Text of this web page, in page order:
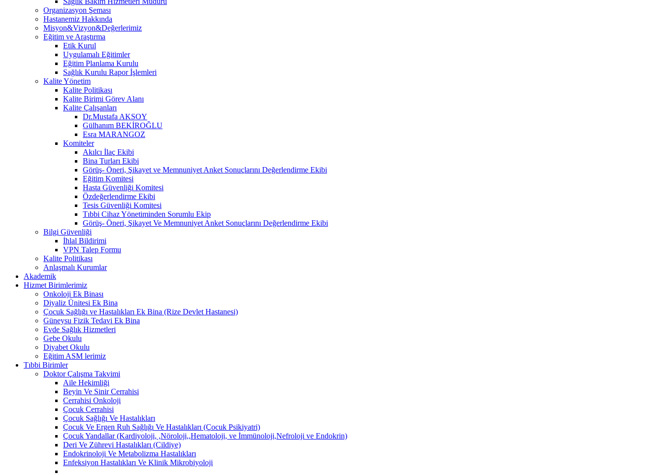
Organizasyon Şeması
Hastanemiz Hakkında
Misyon&Vizyon&Değerlerimiz
Eğitim ve Araştırma
Etik Kurul
Uygulamalı Eğitimler
Eğitim Planlama Kurulu
Sağlık Kurulu Rapor İşlemleri
Kalite Yönetim
Kalite Politikası
Kalite Birimi Görev Alanı
Kalite Çalışanları
Dr.Mustafa AKSOY
Gülhanım BEKİROĞLU
Esra MARANGOZ
Komiteler
Akılcı İlaç Ekibi
Bina Turları Ekibi
Görüş- Öneri, Şikayet ve Memnuniyet Anket Sonuçlarını Değerlendirme Ekibi
Eğitim Komitesi
Hasta Güvenliği Komitesi
Özdeğerlendirme Ekibi
Tesis Güvenliği Komitesi
Tıbbi Cihaz Yönetiminden Sorumlu Ekip
Görüş- Öneri, Şikayet Ve Memnuniyet Anket Sonuçlarını Değerlendirme Ekibi
Bilgi Güvenliği
İhlal Bildirimi
VPN Talep Formu
Kalite Politikası
Anlaşmalı Kurumlar
Akademik
Hizmet Birimlerimiz
Onkoloji Ek Binası
Diyaliz Ünitesi Ek Bina
Çocuk Sağlığı ve Hastalıkları Ek Bina (Rize Devlet Hastanesi)
Güneysu Fizik Tedavi Ek Bina
Evde Sağlık Hizmetleri
Gebe Okulu
Diyabet Okulu
Eğitim ASM lerimiz
Tıbbi Birimler
Doktor Çalışma Takvimi
Aile Hekimliği
Beyin Ve Sinir Cerrahisi
Cerrahisi Onkoloji
Çocuk Cerrahisi
Çocuk Sağlığı Ve Hastalıkları
Çocuk Ve Ergen Ruh Sağlığı Ve Hastalıkları (Çocuk Psikiyatri)
Çocuk Yandallar (Kardiyoloji, ,Nöroloji,,Hematoloji, ve İmmünoloji,Nefroloji ve Endokrin)
Deri Ve Zührevi Hastalıkları (Cildiye)
Endokrinoloji Ve Metabolizma Hastalıkları
Enfeksiyon Hastalıkları Ve Klinik Mikrobiyoloji